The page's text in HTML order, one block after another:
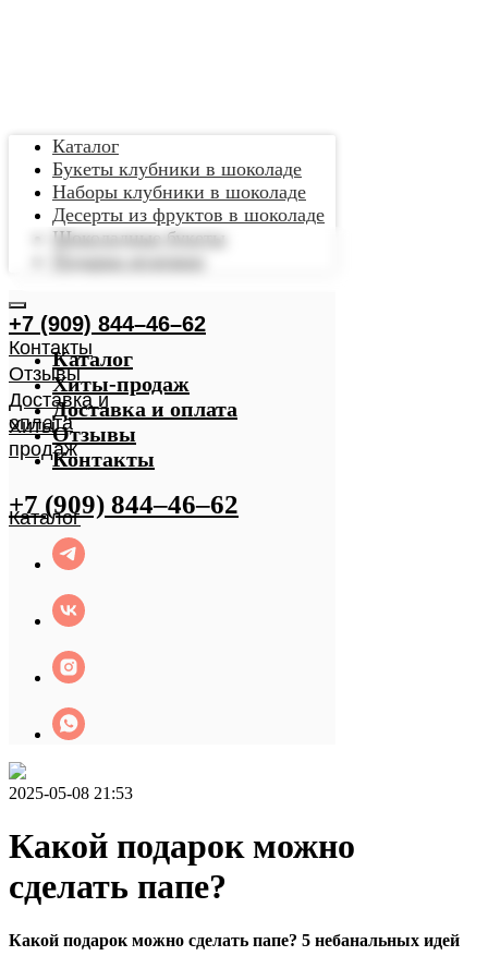
Каталог
Букеты клубники в шоколаде
Наборы клубники в шоколаде
Десерты из фруктов в шоколаде
Шоколадные букеты
Подарки мужчине
Каталог
Хиты-продаж
Доставка и оплата
Отзывы
Контакты
+7 (909) 844–46–62
2025-05-08 21:53
Какой подарок можно
сделать папе?
Какой подарок можно сделать папе? 5 небанальных идей